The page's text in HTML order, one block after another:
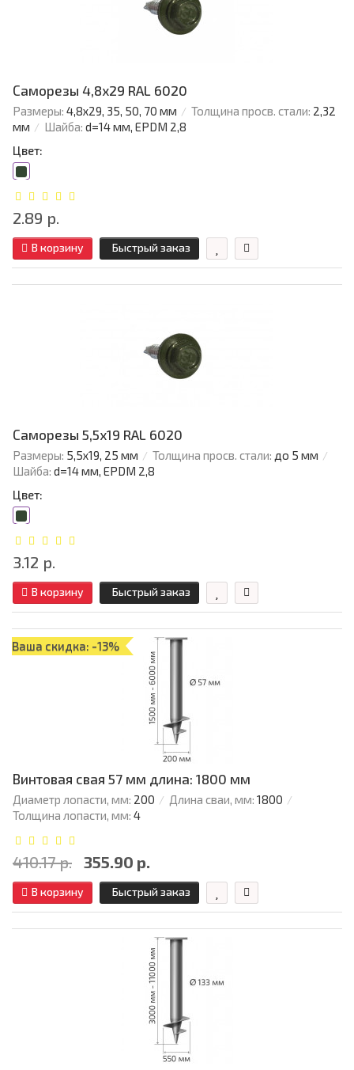
Саморезы 4,8х29 RAL 6020
Размеры: 4,8х29, 35, 50, 70 мм Толщина просв. стали: 2,32
мм
Шайба: d=14 мм, EPDM 2,8
Цвет:
2.89 р.
В корзину Быстрый заказ
Саморезы 5,5х19 RAL 6020
Размеры: 5,5х19, 25 мм Толщина просв. стали: до 5 мм
Шайба: d=14 мм, EPDM 2,8
Цвет:
3.12 р.
В корзину Быстрый заказ
Ваша скидка: -13%
Винтовая свая 57 мм длина: 1800 мм
Диаметр лопасти, мм: 200 Длина сваи, мм: 1800
Толщина лопасти, мм: 4
410.17 р. 355.90 р.
В корзину Быстрый заказ